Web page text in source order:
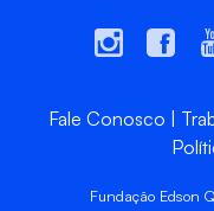
Fale Conosco
Fundação Edson